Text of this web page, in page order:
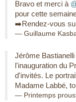
Bravo et merci à
pour cette
➡️Rendez-vous
— Guillaume
Jérôme
l'inauguration du
d'invités. Le
Madame Labbé,
— Printemps